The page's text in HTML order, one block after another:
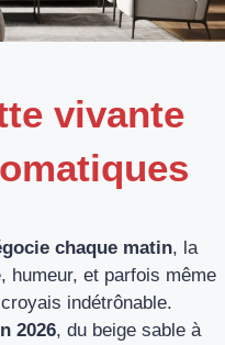
vivante
chaque matin, la
humeur, et parfois même
indétrônable.
2026, du beige sable à